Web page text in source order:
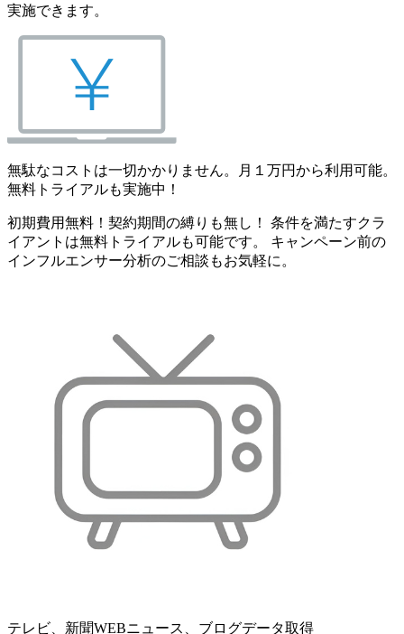
実施できます。
無駄なコストは一切かかりません。月１万円から利用可能。
無料トライアルも実施中！
初期費用無料！契約期間の縛りも無し！ 条件を満たすクラ
イアントは無料トライアルも可能です。 キャンペーン前の
インフルエンサー分析のご相談もお気軽に。
テレビ、新聞WEBニュース、ブログデータ取得